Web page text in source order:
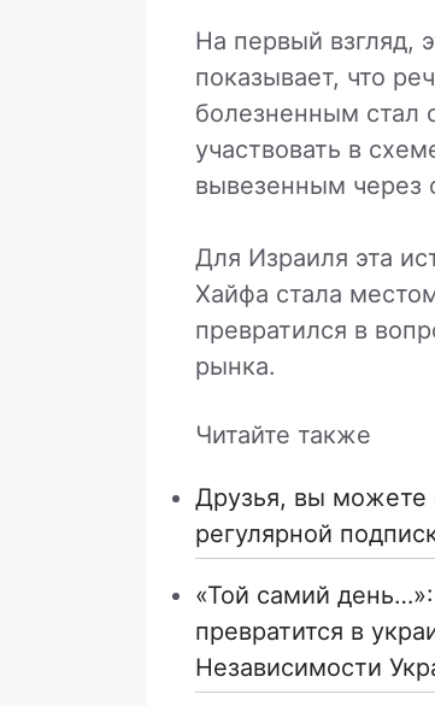
На первый взгляд,
показывает, что
болезненным стал
участвовать в
вывезенным через
Для Израиля эта
Хайфа стала
превратился в
рынка.
Читайте также
Друзья, вы можете
регулярной
«Той самий
превратится в
Независимости